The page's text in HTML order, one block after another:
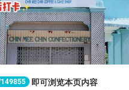
即可浏览本页内容